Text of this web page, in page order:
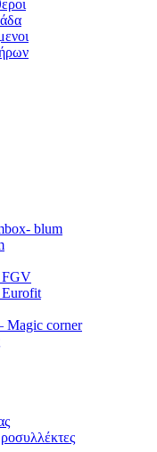
blum
FGV
Eurofit
Magic corner